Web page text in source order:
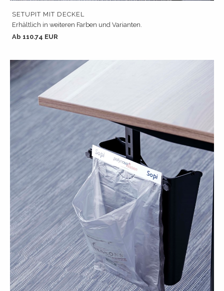
SETUPIT MIT DECKEL
Erhältlich in weiteren Farben und Varianten.
Ab 110.74 EUR